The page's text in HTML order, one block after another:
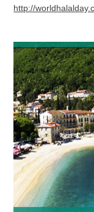
http://